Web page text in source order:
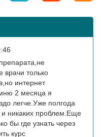
врачи только
интернет
2 месяца я
легче.Уже полгода
никаких проблем.Еще
бы где узнать через
курс